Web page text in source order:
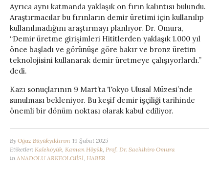
Ayrıca aynı katmanda yaklaşık on fırın kalıntısı bulundu.
Araştırmacılar bu fırınların demir üretimi için kullanılıp
kullanılmadığını araştırmayı planlıyor. Dr. Omura,
“Demir üretme girişimleri Hititlerden yaklaşık 1.000 yıl
önce başladı ve görünüşe göre bakır ve bronz üretim
teknolojisini kullanarak demir üretmeye çalışıyorlardı.”
dedi.
Kazı sonuçlarının 9 Mart’ta Tokyo Ulusal Müzesi’nde
sunulması bekleniyor. Bu keşif demir işçiliği tarihinde
önemli bir dönüm noktası olarak kabul ediliyor.
By Oğuz Büyükyıldırım 19 Şubat 2025
Etiketler: Kalehöyük Kaman Höyük Prof. Dr. Sachihiro Omura
in ANADOLU ARKEOLOJİSİ HABER